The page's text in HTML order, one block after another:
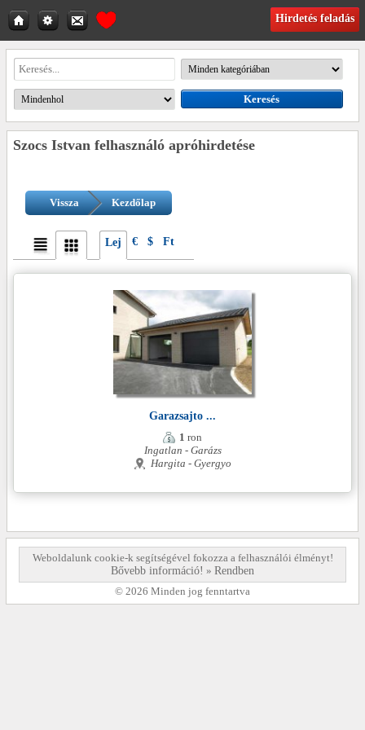
Hirdetés feladás
Szocs Istvan felhasználó apróhirdetése
Vissza Kezdőlap
Lej € $ Ft
Garazsajto ...
1 ron
Ingatlan - Garázs
Hargita - Gyergyo
Weboldalunk cookie-k segítségével fokozza a felhasználói élményt!
Bővebb információ! » Rendben
© 2026 Minden jog fenntartva